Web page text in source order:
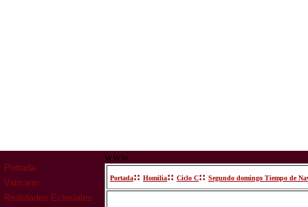
Portada
Vaticano
Realidades Eclesiales
www
Portada:: Homilia:: Ciclo C:: Segundo domingo Tiempo de